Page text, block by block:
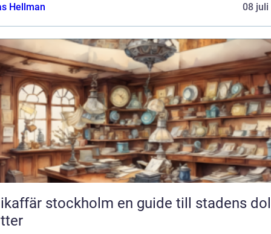
Hellman
08 juli
stockholm en guide till stadens dolda